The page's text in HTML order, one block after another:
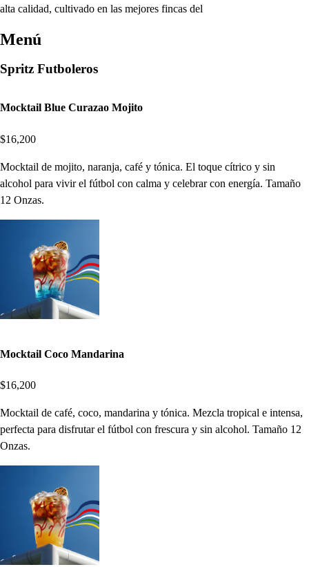
alta calidad, cultivado en las mejores fincas del
Menú
Spritz Futboleros
Mocktail Blue Curazao Mojito
$16,200
Mocktail de mojito, naranja, café y tónica. El toque cítrico y sin
alcohol para vivir el fútbol con calma y celebrar con energía. Tamaño
12 Onzas.
Mocktail Coco Mandarina
$16,200
Mocktail de café, coco, mandarina y tónica. Mezcla tropical e intensa,
perfecta para disfrutar el fútbol con frescura y sin alcohol. Tamaño 12
Onzas.